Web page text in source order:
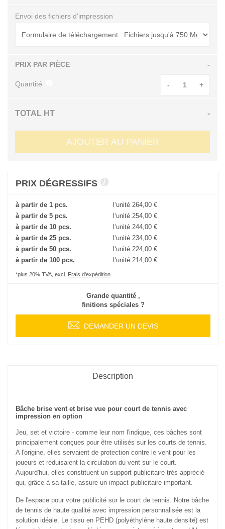
Envoi des fichiers d'impression
PRIX PAR PIÈCE -
Quantité - +
TOTAL HT -
AJOUTER AU PANIER
PRIX DÉGRESSIFS
à partir de 1 pcs. l‘unité264,00 €
à partir de 5 pcs.
l‘unité254,00 €
à partir de 10 pcs.
l‘unité244,00 €
à partir de 25 pcs.
l‘unité234,00 €
à partir de 50 pcs.
l‘unité224,00 €
à partir de 100 pcs.
l‘unité214,00 €
*plus 20% TVA, excl. Frais d'expédition
Grande quantité ,
finitions spéciales ?
DEMANDER UN DEVIS
Description
Bâche brise vent et brise vue pour court de tennis avec
impression en option
Jeu, set et victoire - comme leur nom l'indique, ces bâches sont
principalement conçues pour être utilisés sur les courts de tennis.
A l'origine, elles servaient de protection contre le vent pour les
joueurs et réduisaient la circulation du vent sur le court.
Aujourd'hui, elles constituent un support publicitaire très apprécié
qui, grâce à sa taille, assure un impact publicitaire important.
De l'espace pour votre publicité sur le court de tennis. Notre bâche
de tennis de haute qualité avec impression personnalisée est la
solution idéale. Le tissu en PEHD (polyéthylène haute densité) est